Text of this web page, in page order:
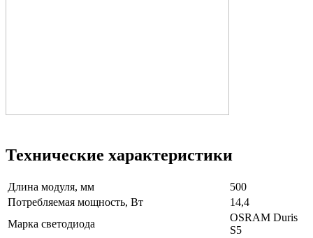
Технические характеристики
Длина модуля, мм
500
Потребляемая мощность, Вт
14,4
Марка светодиода
OSRAM Duris
S5